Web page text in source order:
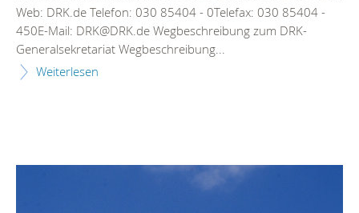
Web: DRK.de Telefon: 030 85404 - 0Telefax: 030 85404 -
450E-Mail: DRK@DRK.de Wegbeschreibung zum DRK-
Generalsekretariat Wegbeschreibung...
Weiterlesen